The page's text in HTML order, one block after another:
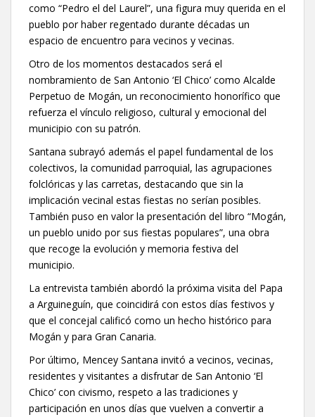
como “Pedro el del Laurel”, una figura muy querida en el
pueblo por haber regentado durante décadas un
espacio de encuentro para vecinos y vecinas.
Otro de los momentos destacados será el
nombramiento de San Antonio ‘El Chico’ como Alcalde
Perpetuo de Mogán, un reconocimiento honorífico que
refuerza el vínculo religioso, cultural y emocional del
municipio con su patrón.
Santana subrayó además el papel fundamental de los
colectivos, la comunidad parroquial, las agrupaciones
folclóricas y las carretas, destacando que sin la
implicación vecinal estas fiestas no serían posibles.
También puso en valor la presentación del libro “Mogán,
un pueblo unido por sus fiestas populares”, una obra
que recoge la evolución y memoria festiva del
municipio.
La entrevista también abordó la próxima visita del Papa
a Arguineguín, que coincidirá con estos días festivos y
que el concejal calificó como un hecho histórico para
Mogán y para Gran Canaria.
Por último, Mencey Santana invitó a vecinos, vecinas,
residentes y visitantes a disfrutar de San Antonio ‘El
Chico’ con civismo, respeto a las tradiciones y
participación en unos días que vuelven a convertir a